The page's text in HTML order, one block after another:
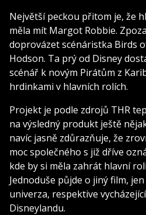
Největší peckou přitom je, že
měla mít Margot Robbie.
doprovázet scénáristka Birds
Hodson. Ta prý od Disney
scénář k novým Pirátům z
hrdinkami v hlavních rolích.
Projekt je podle zdrojů THR
na výsledný produkt ještě
navíc jasně zdůrazňuje, že
moc společného s již dříve
kde by si měla zahrát hlavní
Jednoduše půjde o jiný film,
univerza, respektive
Disneylandu.